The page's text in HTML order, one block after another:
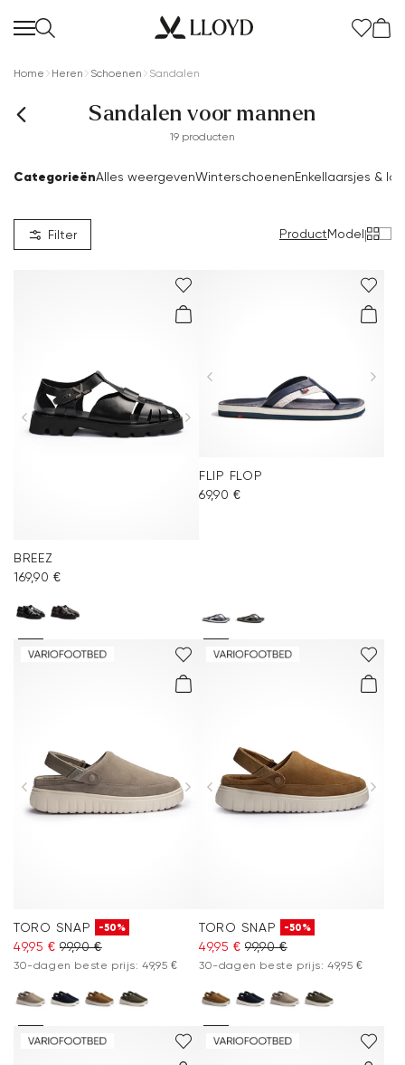
Home Heren Schoenen Sandalen
Sandalen voor mannen
19 producten
CategorieënAlles weergevenWinterschoenenEnkellaarsjes &
Filter ProductModel|
BREEZ
169,90 €
FLIP FLOP
69,90 €
TORO SNAP -50%
49,95 € 99,90 €
30-dagen beste prijs: 49,95 €
TORO SNAP -50%
49,95 € 99,90 €
30-dagen beste prijs: 49,95 €